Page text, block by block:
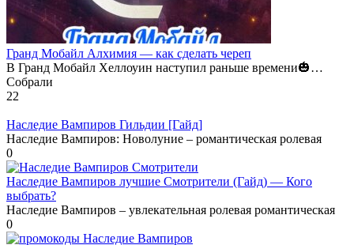
Гранд Мобайл Алхимия — как сделать череп
В Гранд Мобайл Хеллоуин наступил раньше времени🎃…
Собрали
22
Наследие Вампиров Гильдии [Гайд]
Наследие Вампиров: Новолуние – романтическая ролевая
0
Наследие Вампиров лучшие Смотрители (Гайд) — Кого
выбрать?
Наследие Вампиров – увлекательная ролевая романтическая
0